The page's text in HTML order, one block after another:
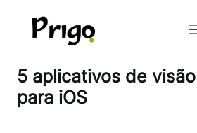
5 aplicativos de
para iOS